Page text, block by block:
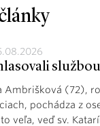
službou
Ambrišková (72),
pochádza z
veľa, veď sv.